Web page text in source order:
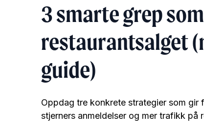
3 smarte grep
restaurantsalget
guide)
Oppdag tre konkrete strategier som gir
stjerners anmeldelser og mer trafikk på